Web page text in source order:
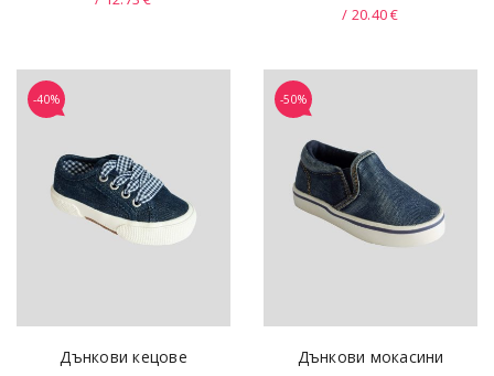
/ 20.40 €
-40%
Дънкови кецове
-50%
Дънкови мокасини